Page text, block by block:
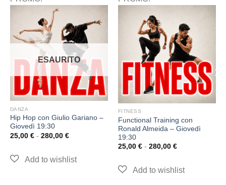
ESAURITO
DANZA
Hip Hop con Giulio Gariano –
Giovedì 19:30
25,00 € - 280,00 €
FITNESS
Functional Training con
Ronald Almeida – Giovedì
19:30
25,00 € - 280,00 €